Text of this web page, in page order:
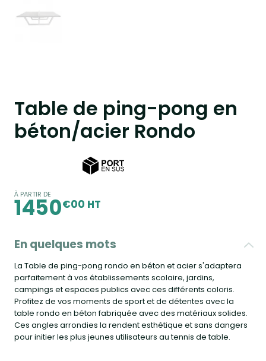
Table de ping-pong en
béton/acier Rondo
À PARTIR DE
1450€00 HT
En quelques mots
La Table de ping-pong rondo en béton et acier s'adaptera
parfaitement à vos établissements scolaire, jardins,
campings et espaces publics avec ces différents coloris.
Profitez de vos moments de sport et de détentes avec la
table rondo en béton fabriquée avec des matériaux solides.
Ces angles arrondies la rendent esthétique et sans dangers
pour initier les plus jeunes utilisateurs au tennis de table.